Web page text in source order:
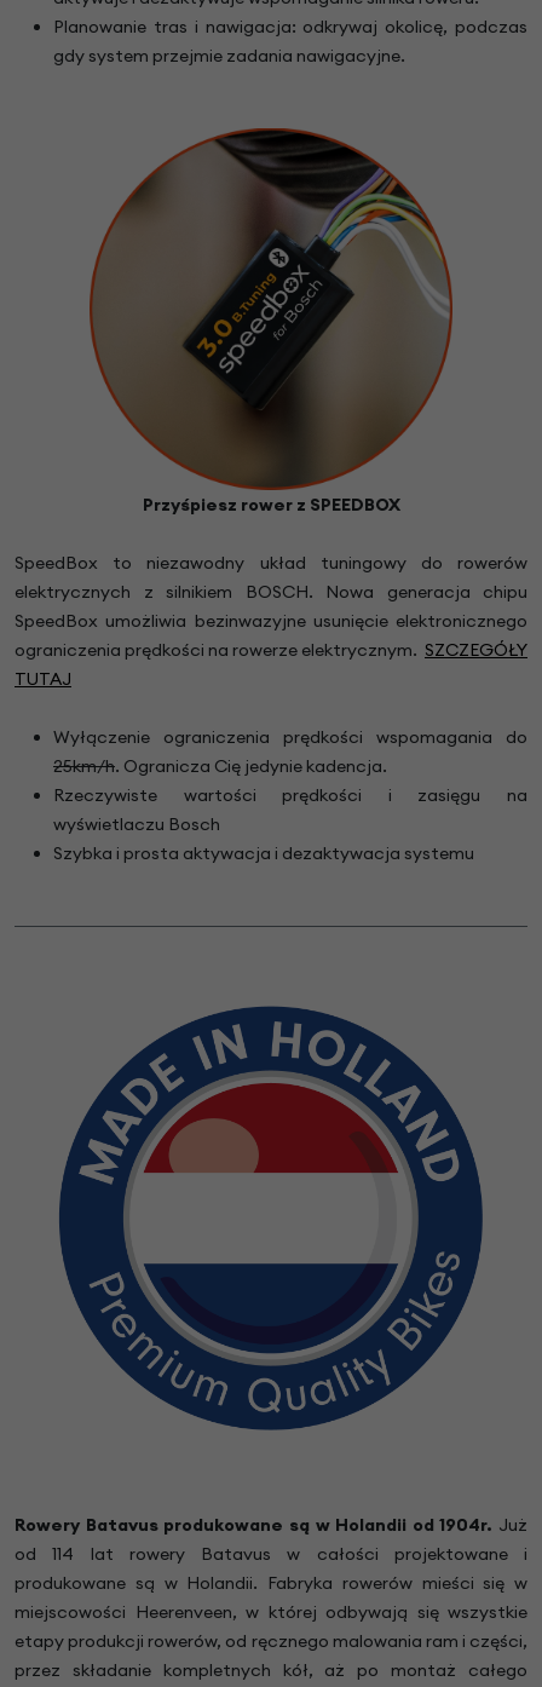
Planowanie tras i nawigacja: odkrywaj okolicę, podczas
gdy system przejmie zadania nawigacyjne.
Przyśpiesz rower z SPEEDBOX
SpeedBox to niezawodny układ tuningowy do rowerów
elektrycznych z silnikiem BOSCH. Nowa generacja chipu
SpeedBox umożliwia bezinwazyjne usunięcie elektronicznego
ograniczenia prędkości na rowerze elektrycznym. SZCZEGÓŁY
TUTAJ
Wyłączenie ograniczenia prędkości wspomagania do
25km/h. Ogranicza Cię jedynie kadencja.
Rzeczywiste wartości prędkości i zasięgu na
wyświetlaczu Bosch
Szybka i prosta aktywacja i dezaktywacja systemu
Rowery Batavus produkowane są w Holandii od 1904r. Już
od 114 lat rowery Batavus w całości projektowane i
produkowane są w Holandii. Fabryka rowerów mieści się w
miejscowości Heerenveen, w której odbywają się wszystkie
etapy produkcji rowerów, od ręcznego malowania ram i części,
przez składanie kompletnych kół, aż po montaż całego